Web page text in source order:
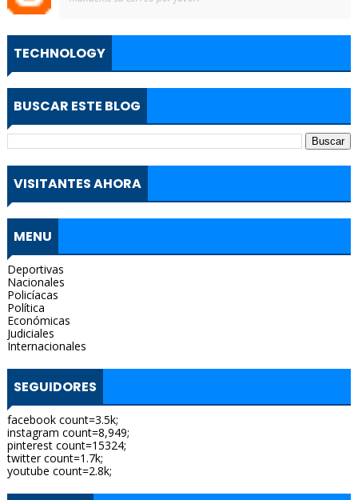
TECHNOLOGY
BUSCAR ESTE BLOG
VISITANTES AHORA
MENU
Deportivas
Nacionales
Policíacas
Política
Económicas
Judiciales
Internacionales
SEGUIDORES
facebook count=3.5k;
instagram count=8,949;
pinterest count=15324;
twitter count=1.7k;
youtube count=2.8k;